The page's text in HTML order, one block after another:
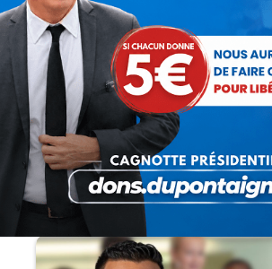
Lorsque tout flambe et que l’État
s’affaisse.